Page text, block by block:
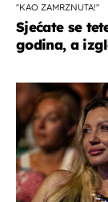
"KAO ZAMRZNUTA!"
Sjećate se
godina, a